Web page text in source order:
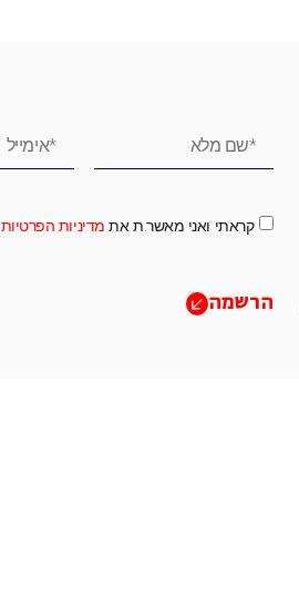
קראתי ואני מאשר.ת את מדיניות הפרטיות
הרשמה